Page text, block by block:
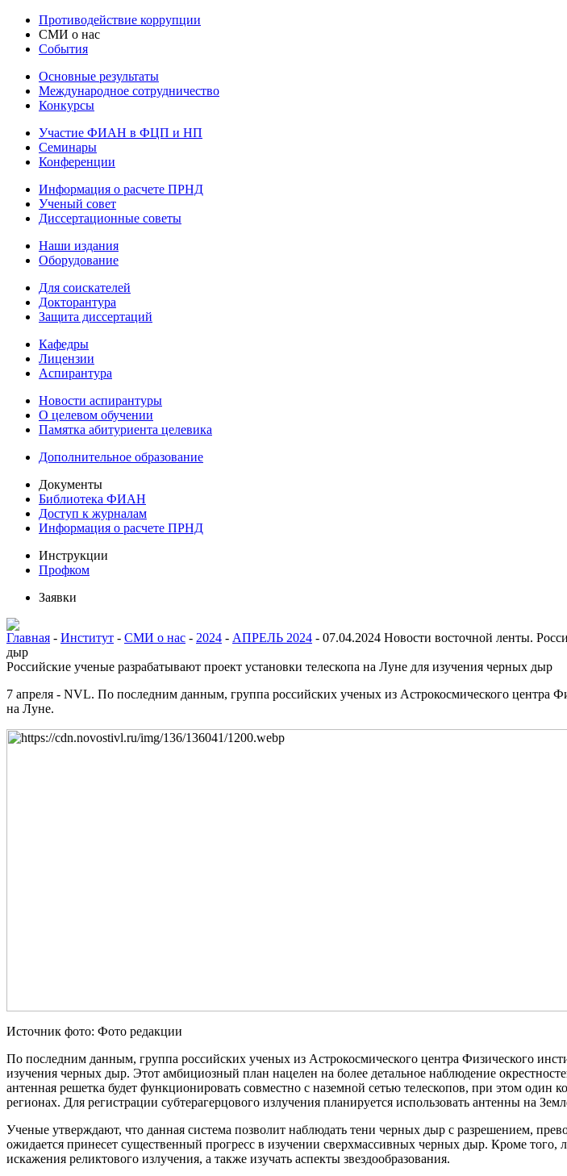
Противодействие коррупции
СМИ о нас
События
Основные результаты
Международное сотрудничество
Конкурсы
Участие ФИАН в ФЦП и НП
Семинары
Конференции
Информация о расчете ПРНД
Ученый совет
Диссертационные советы
Наши издания
Оборудование
Для соискателей
Докторантура
Защита диссертаций
Кафедры
Лицензии
Аспирантура
Новости аспирантуры
О целевом обучении
Памятка абитуриента целевика
Дополнительное образование
Документы
Библиотека ФИАН
Доступ к журналам
Информация о расчете ПРНД
Инструкции
Профком
Заявки
Главная - Институт - СМИ о нас - 2024 - АПРЕЛЬ 2024 - 07.04.2024 Новости восточной ленты.
дыр
Российские ученые разрабатывают проект установки телескопа на Луне для изучения черных дыр
7 апреля - NVL. По последним данным, группа российских ученых из Астрокосмического центра
на Луне.
Источник фото: Фото редакции
По последним данным, группа российских ученых из Астрокосмического центра Физического
изучения черных дыр. Этот амбициозный план нацелен на более детальное наблюдение
антенная решетка будет функционировать совместно с наземной сетью телескопов, при этом
регионах. Для регистрации субтерагерцового излучения планируется использовать антенны на
Ученые утверждают, что данная система позволит наблюдать тени черных дыр с разрешением,
ожидается принесет существенный прогресс в изучении сверхмассивных черных дыр. Кроме
искажения реликтового излучения, а также изучать аспекты звездообразования.